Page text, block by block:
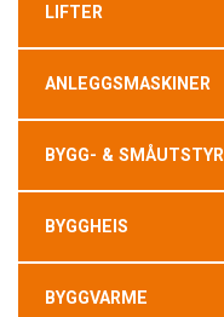
LIFTER
ANLEGGSMASKINER
BYGG- & SMÅUTSTYR
BYGGHEIS
BYGGVARME